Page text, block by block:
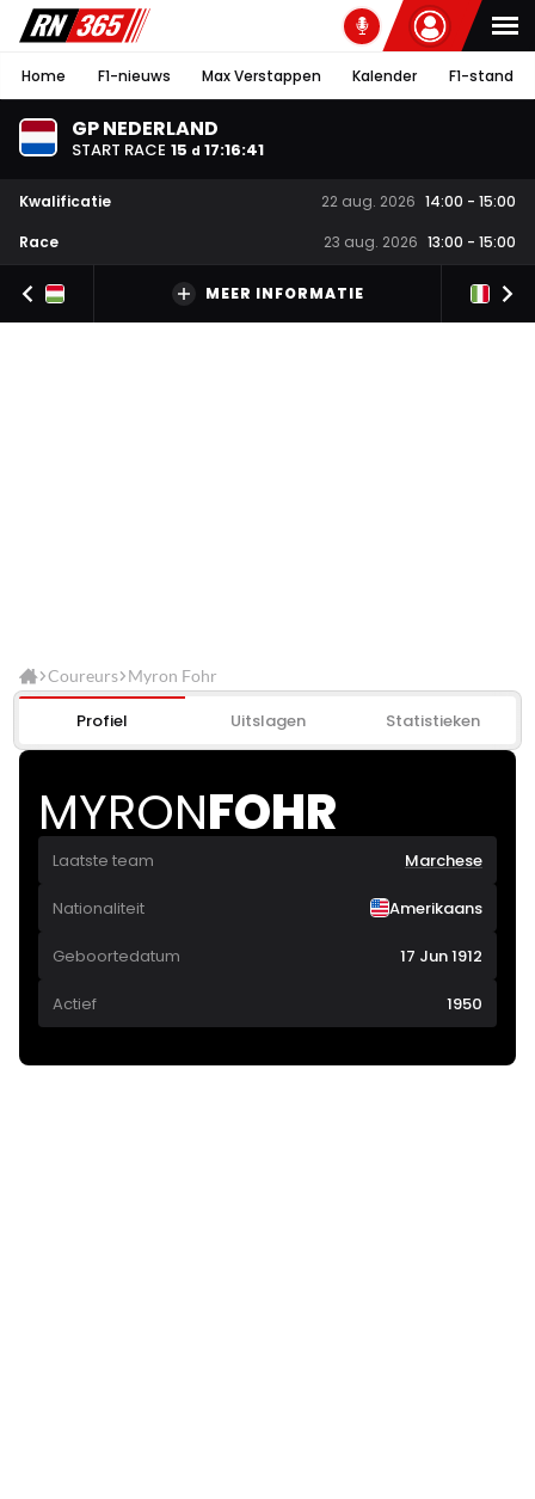
Home F1-nieuws Max Verstappen Kalender F1-stand
GP NEDERLAND
START RACE 15 d 17:16:41
Kwalificatie 22 aug. 2026 14:00 - 15:00
Race
23 aug. 2026 13:00 - 15:00
MEER INFORMATIE
Coureurs Myron Fohr
Profiel Uitslagen Statistieken
MYRONFOHR
Laatste team Marchese
Nationaliteit Amerikaans
Geboortedatum 17 Jun 1912
Actief 1950